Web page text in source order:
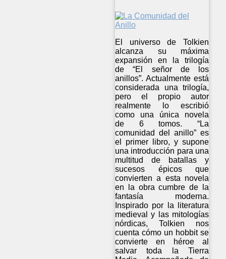
El universo de Tolkien
alcanza su máxima
expansión en la trilogía
de “El señor de los
anillos”. Actualmente está
considerada una trilogía,
pero el propio autor
realmente lo escribió
como una única novela
de 6 tomos. “La
comunidad del anillo” es
el primer libro, y supone
una introducción para una
multitud de batallas y
sucesos épicos que
convierten a esta novela
en la obra cumbre de la
fantasía moderna.
Inspirado por la literatura
medieval y las mitologías
nórdicas, Tolkien nos
cuenta cómo un hobbit se
convierte en héroe al
salvar toda la Tierra